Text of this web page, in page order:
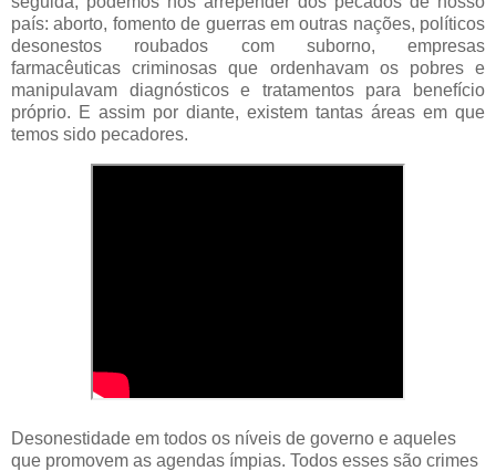
país: aborto, fomento de guerras em outras nações, políticos
desonestos roubados com suborno, empresas
farmacêuticas criminosas que ordenhavam os pobres e
manipulavam diagnósticos e tratamentos para benefício
próprio. E assim por diante, existem tantas áreas em que
temos sido pecadores.
Desonestidade em todos os níveis de governo e aqueles
que promovem as agendas ímpias. Todos esses são crimes